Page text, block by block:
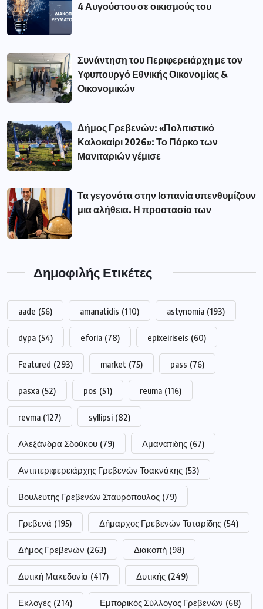
4 Αυγούστου σε οικισμούς του
Συνάντηση του Περιφερειάρχη με τον
Υφυπουργό Εθνικής Οικονομίας &
Οικονομικών
Δήμος Γρεβενών: «Πολιτιστικό
Καλοκαίρι 2026»: Το Πάρκο των
Μανιταριών γέμισε
Τα γεγονότα στην Ισπανία υπενθυμίζουν
μια αλήθεια. Η προστασία των
Δημοφιλής Ετικέτες
aade (56) amanatidis (110) astynomia (193)
dypa (54) eforia (78) epixeiriseis (60)
Featured (293) market (75) pass (76)
pasxa (52) pos (51) reuma (116)
revma (127) syllipsi (82)
Αλεξάνδρα Σδούκου (79) Αμανατιδης (67)
Αντιπεριφερειάρχης Γρεβενών Τσακνάκης (53)
Βουλευτής Γρεβενών Σταυρόπουλος (79)
Γρεβενά (195) Δήμαρχος Γρεβενών Ταταρίδης (54)
Δήμος Γρεβενών (263) Διακοπή (98)
Δυτική Μακεδονία (417) Δυτικής (249)
Εκλογές (214) Εμπορικός Σύλλογος Γρεβενών (68)